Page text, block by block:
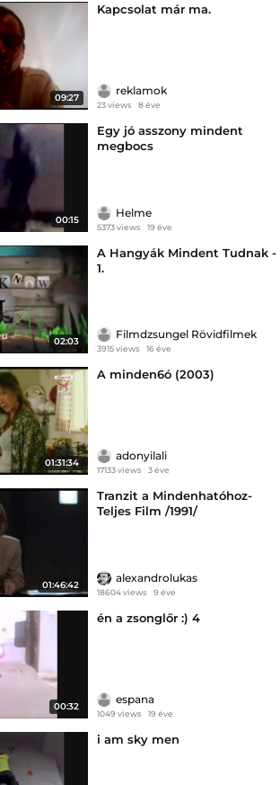
09:27
Kapcsolat már ma.
reklamok
23 views 8 éve
00:15
Egy jó asszony mindent
megbocs
Helme
5373 views 19 éve
02:03
A Hangyák Mindent Tudnak -
1.
Filmdzsungel Rövidfilmek
3915 views 16 éve
01:31:34
A minden6ó (2003)
adonyilali
17133 views 3 éve
01:46:42
Tranzit a Mindenhatóhoz-
Teljes Film /1991/
alexandrolukas
18604 views 9 éve
00:32
én a zsonglőr :) 4
espana
1049 views 19 éve
i am sky men